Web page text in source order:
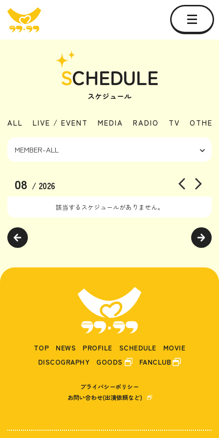
SCHEDULE
スケジュール
ALL LIVE / EVENT MEDIA RADIO TV OTHER
08 / 2026
該当するスケジュールがありません。
TOP NEWS PROFILE SCHEDULE
MOVIE
DISCOGRAPHY
GOODS FANCLUB
プライバシーポリシー
お問い合わせ(出演依頼など)